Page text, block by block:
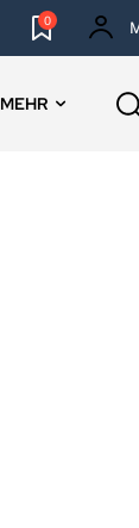
0
MEHR